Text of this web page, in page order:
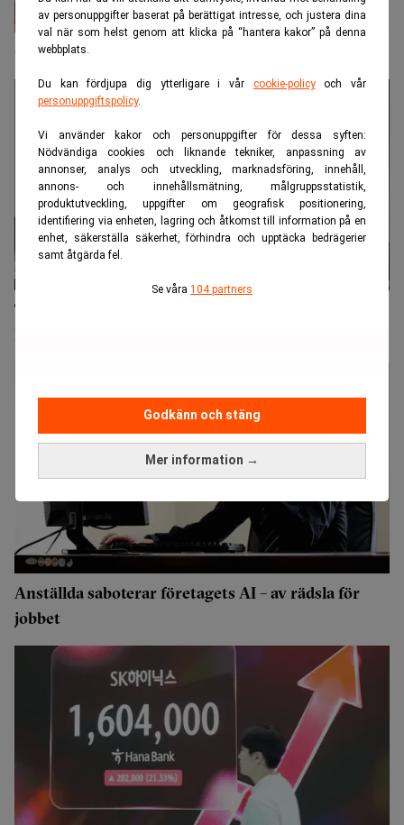
av personuppgifter baserat på berättigat intresse, och justera dina
val när som helst genom att klicka på “hantera kakor” på denna
webbplats.
Du kan fördjupa dig ytterligare i vår cookie-policyoch vår
personuppgiftspolicy.
Vi använder kakor och personuppgifter för dessa syften:
Nödvändiga cookies och liknande tekniker, anpassning av
annonser, analys och utveckling, marknadsföring, innehåll,
annons- och innehållsmätning, målgruppsstatistik,
produktutveckling, uppgifter om geografisk positionering,
identifiering via enheten, lagring och åtkomst till information på en
enhet, säkerställa säkerhet, förhindra och upptäcka bedrägerier
samt åtgärda fel.
Se våra 104 partners
Mer information →
Godkänn och stäng
OpenAI sänker priserna – fler kan följa efter
Tysk dom mot AI-musik kan få globala
konsekvenser
Anställda saboterar företagets AI – av rädsla för
jobbet